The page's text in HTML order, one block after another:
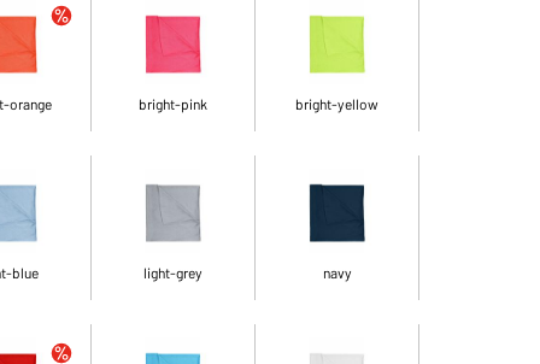
orange bright-pink bright-yellow
blue light-grey navy